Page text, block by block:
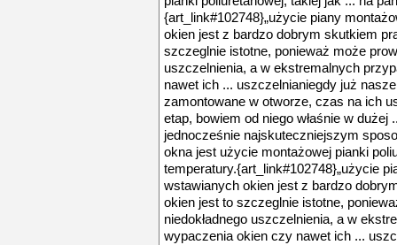
{art_link#102748}„użycie piany
okien jest z bardzo dobrym skutkiem
szczeglnie istotne, ponieważ może
uszczelnienia, a w ekstremalnych
nawet ich ... uszczelnianiegdy już
zamontowane w otworze, czas na ich
etap, bowiem od niego właśnie w dużej
jednocześnie najskuteczniejszym
okna jest użycie montażowej pianki
temperatury.{art_link#102748}„użycie
wstawianych okien jest z bardzo
okien jest to szczeglnie istotne,
niedokładnego uszczelnienia, a w
wypaczenia okien czy nawet ich ...